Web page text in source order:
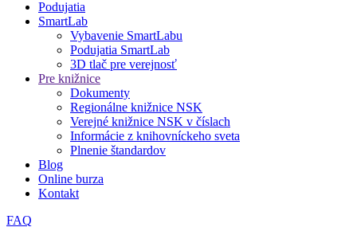
Podujatia
SmartLab
Vybavenie SmartLabu
Podujatia SmartLab
3D tlač pre verejnosť
Pre knižnice
Dokumenty
Regionálne knižnice NSK
Verejné knižnice NSK v číslach
Informácie z knihovníckeho sveta
Plnenie štandardov
Blog
Online burza
Kontakt
FAQ